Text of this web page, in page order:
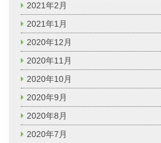
2021年2月
2021年1月
2020年12月
2020年11月
2020年10月
2020年9月
2020年8月
2020年7月